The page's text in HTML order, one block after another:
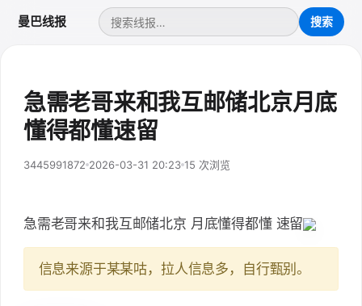
曼巴线报
急需老哥来和我互邮储北京月底
懂得都懂速留
3445991872 2026-03-31 20:23 15 次浏览
急需老哥来和我互邮储北京 月底懂得都懂 速留
信息来源于某某咕，拉人信息多，自行甄别。